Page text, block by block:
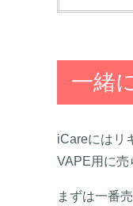
一緒
iCareにはリ
VAPE用に売
まずは一番